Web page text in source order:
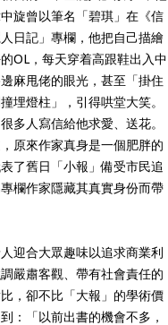
旋曾以筆名「碧琪」在《信
日記」專欄，他把自己描繪
OL，每天穿着高跟鞋出入中
麻甩佬的眼光，甚至「掛住
埋燈柱」，引得哄堂大笑。
多人寫信給他求愛、送花。
原來作家真身是一個肥胖的
了舊日「小報」備受市民追
欄作家隱藏其真實身份而帶
迎合大眾趣味以追求商業利
嚴肅客觀、帶有社會責任的
比，卻不比「大報」的學術價
：「以前出書的機會不多，